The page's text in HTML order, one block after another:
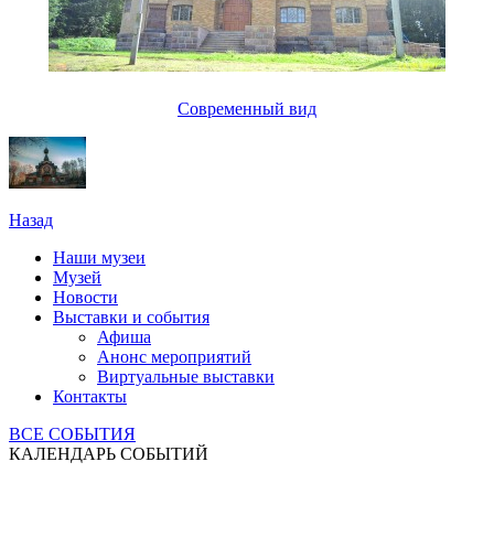
Современный вид
Назад
Наши музеи
Музей
Новости
Выставки и события
Афиша
Анонс мероприятий
Виртуальные выставки
Контакты
ВСЕ СОБЫТИЯ
КАЛЕНДАРЬ СОБЫТИЙ